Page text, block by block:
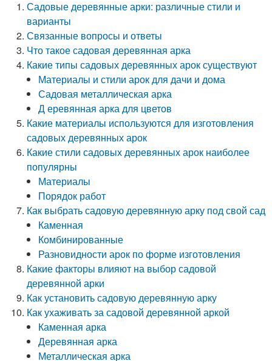
Садовые деревянные арки: различные стили и
варианты
Связанные вопросы и ответы
Что такое садовая деревянная арка
Какие типы садовых деревянных арок существуют
Материалы и стили арок для дачи и дома
Садовая металлическая арка
Д еревянная арка для цветов
Какие материалы используются для изготовления
садовых деревянных арок
Какие стили садовых деревянных арок наиболее
популярны
Материалы
Порядок работ
Как выбрать садовую деревянную арку под свой сад
Каменная
Комбинированные
Разновидности арок по форме изготовления
Какие факторы влияют на выбор садовой
деревянной арки
Как установить садовую деревянную арку
Как ухаживать за садовой деревянной аркой
Каменная арка
Деревянная арка
Металлическая арка